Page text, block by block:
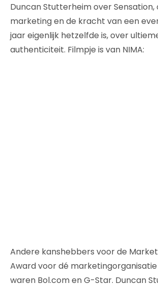
Duncan Stutterheim over Sensation,
marketing en de kracht van een
jaar eigenlijk hetzelfde is, over
authenticiteit. Filmpje is van NIMA:
Andere kanshebbers voor de
Award voor dé
waren Bol.com en G-Star. Duncan